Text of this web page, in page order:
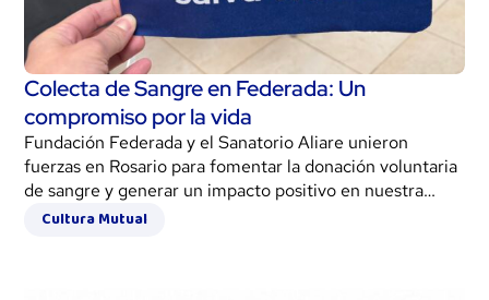
Colecta de Sangre en Federada: Un
compromiso por la vida
Fundación Federada y el Sanatorio Aliare unieron
fuerzas en Rosario para fomentar la donación voluntaria
de sangre y generar un impacto positivo en nuestra
comunidad. Leer más…
Cultura Mutual